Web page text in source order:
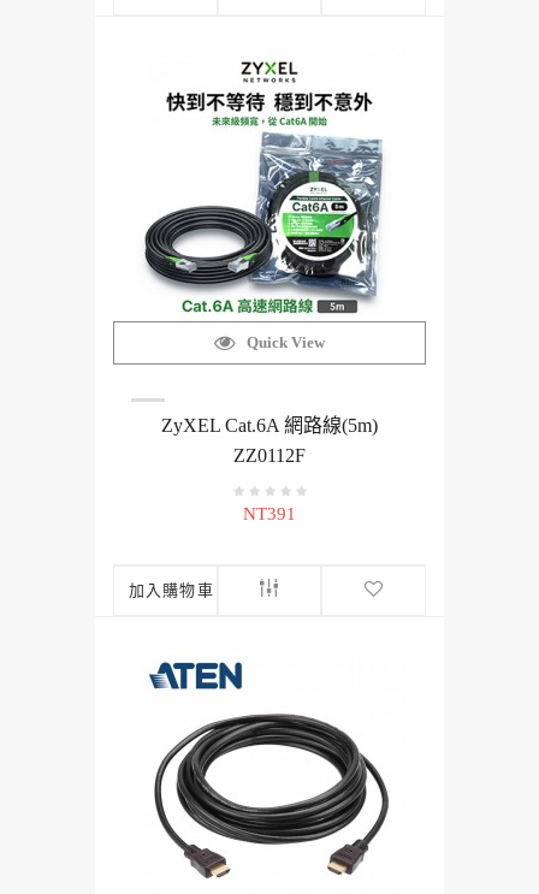
Quick View
ZyXEL Cat.6A 網路線(5m)
ZZ0112F
NT391
加入購物車